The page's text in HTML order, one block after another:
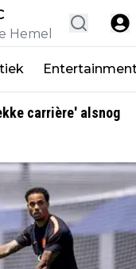
Hemel
carrière' alsnog